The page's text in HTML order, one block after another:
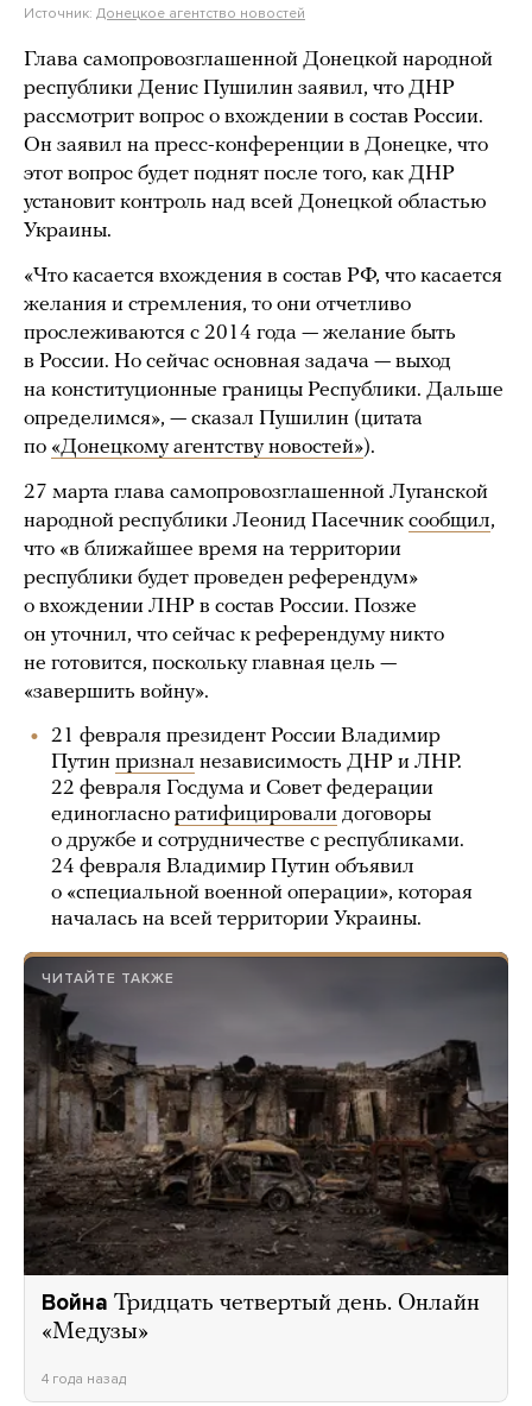
Источник: Донецкое агентство новостей
Глава самопровозглашенной Донецкой народной
республики Денис Пушилин заявил, что ДНР
рассмотрит вопрос о вхождении в состав России.
Он заявил на пресс-конференции в Донецке, что
этот вопрос будет поднят после того, как ДНР
установит контроль над всей Донецкой областью
Украины.
«Что касается вхождения в состав РФ, что касается
желания и стремления, то они отчетливо
прослеживаются с 2014 года — желание быть
в России. Но сейчас основная задача — выход
на конституционные границы Республики. Дальше
определимся», — сказал Пушилин (цитата
по «Донецкому агентству новостей»).
27 марта глава самопровозглашенной Луганской
народной республики Леонид Пасечник сообщил,
что «в ближайшее время на территории
республики будет проведен референдум»
о вхождении ЛНР в состав России. Позже
он уточнил, что сейчас к референдуму никто
не готовится, поскольку главная цель —
«завершить войну».
21 февраля президент России Владимир
Путин признал независимость ДНР и ЛНР.
22 февраля Госдума и Совет федерации
единогласно ратифицировали договоры
о дружбе и сотрудничестве с республиками.
24 февраля Владимир Путин объявил
о «специальной военной операции», которая
началась на всей территории Украины.
ЧИТАЙТЕ ТАКЖЕ
Война Тридцать четвертый день. Онлайн
«Медузы»
4 года назад